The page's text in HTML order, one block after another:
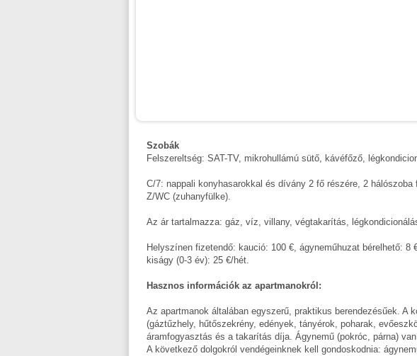
Szobák
Felszereltség: SAT-TV, mikrohullámú sütő, kávéfőző,
C/7: nappali konyhasarokkal és dívány 2 fő részére, 2 hálószoba
Z/WC (zuhanyfülke).
Az ár tartalmazza: gáz, víz, villany, végtakarítás,
Helyszínen fizetendő: kaució: 100 €, ágyneműhuzat bérelhető:
kiságy (0-3 év): 25 €/hét.
Hasznos információk az apartmanokról:
Az apartmanok általában egyszerű, praktikus berendezésűek. A
(gáztűzhely, hűtőszekrény, edények, tányérok, poharak,
áramfogyasztás és a takarítás díja. Ágynemű (pokróc, párna)
A következő dolgokról vendégeinknek kell gondoskodnia: